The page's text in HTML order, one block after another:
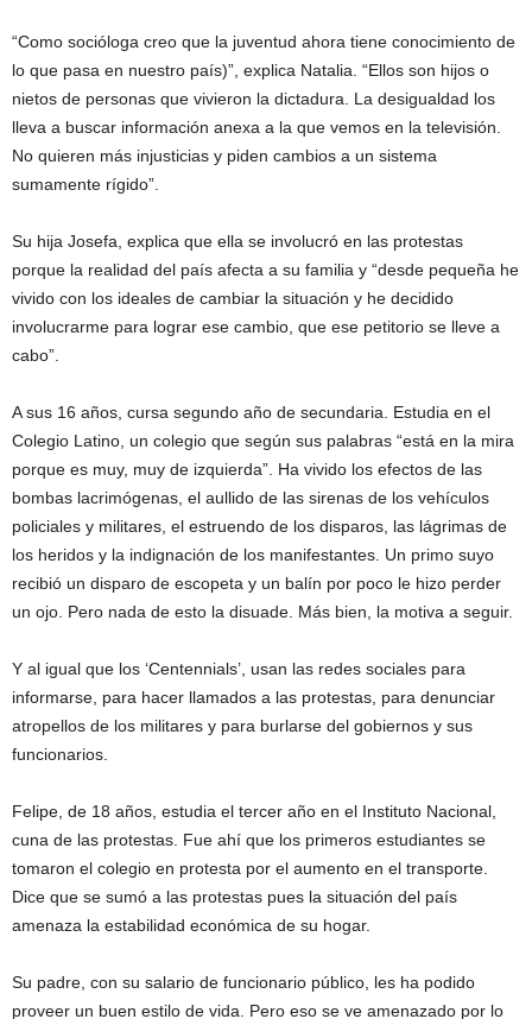
“Como socióloga creo que la juventud ahora tiene conocimiento de
lo que pasa en nuestro país)”, explica Natalia. “Ellos son hijos o
nietos de personas que vivieron la dictadura. La desigualdad los
lleva a buscar información anexa a la que vemos en la televisión.
No quieren más injusticias y piden cambios a un sistema
sumamente rígido”.
Su hija Josefa, explica que ella se involucró en las protestas
porque la realidad del país afecta a su familia y “desde pequeña he
vivido con los ideales de cambiar la situación y he decidido
involucrarme para lograr ese cambio, que ese petitorio se lleve a
cabo”.
A sus 16 años, cursa segundo año de secundaria. Estudia en el
Colegio Latino, un colegio que según sus palabras “está en la mira
porque es muy, muy de izquierda”. Ha vivido los efectos de las
bombas lacrimógenas, el aullido de las sirenas de los vehículos
policiales y militares, el estruendo de los disparos, las lágrimas de
los heridos y la indignación de los manifestantes. Un primo suyo
recibió un disparo de escopeta y un balín por poco le hizo perder
un ojo. Pero nada de esto la disuade. Más bien, la motiva a seguir.
Y al igual que los ‘Centennials’, usan las redes sociales para
informarse, para hacer llamados a las protestas, para denunciar
atropellos de los militares y para burlarse del gobiernos y sus
funcionarios.
Felipe, de 18 años, estudia el tercer año en el Instituto Nacional,
cuna de las protestas. Fue ahí que los primeros estudiantes se
tomaron el colegio en protesta por el aumento en el transporte.
Dice que se sumó a las protestas pues la situación del país
amenaza la estabilidad económica de su hogar.
Su padre, con su salario de funcionario público, les ha podido
proveer un buen estilo de vida. Pero eso se ve amenazado por lo